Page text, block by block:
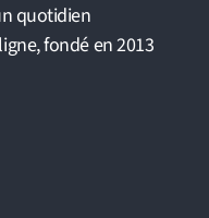
quotidien
fondé en 2013